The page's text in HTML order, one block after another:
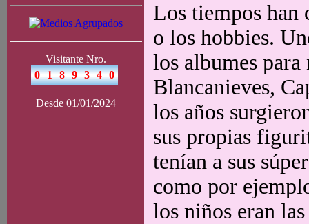
Visitante Nro.
Desde 01/01/2024
Los tiempos han
o los hobbies.
los albumes para
Blancanieves,
los años
sus propias
tenían a sus
como por
los niños eran